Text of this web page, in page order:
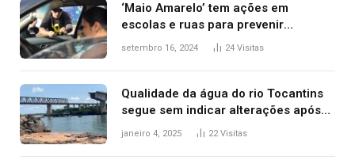
‘Maio Amarelo’ tem ações em
escolas e ruas para prevenir
acidentes no trânsito no AP
setembro 16, 2024 24 Visitas
Qualidade da água do rio Tocantins
segue sem indicar alterações após
desabamento da ponte entre MA e
janeiro 4, 2025 22Visitas